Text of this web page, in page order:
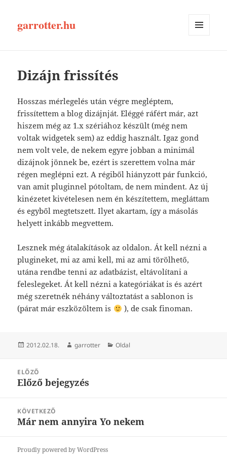
garrotter.hu
Dizájn frissítés
Hosszas mérlegelés után végre megléptem,
frissítettem a blog dizájnját. Eléggé ráfért már, azt
hiszem még az 1.x szériához készült (még nem
voltak widgetek sem) az eddig használt. Igaz gond
nem volt vele, de nekem egyre jobban a minimál
dizájnok jönnek be, ezért is szerettem volna már
régen meglépni ezt. A régiből hiányzott pár funkció,
van amit pluginnel pótoltam, de nem mindent. Az új
kinézetet kivételesen nem én készítettem, megláttam
és egyből megtetszett. Ilyet akartam, így a másolás
helyett inkább megvettem.
Lesznek még átalakítások az oldalon. Át kell nézni a
plugineket, mi az ami kell, mi az ami törölhető,
utána rendbe tenni az adatbázist, eltávolítani a
feleslegeket. Át kell nézni a kategóriákat is és azért
még szeretnék néhány változtatást a sablonon is
(párat már eszközöltem is
), de csak finoman.
Közzétéve
2012.02.18. Szerző
garrotter Kategória
Oldal
navigáció
ELŐZŐ
Korábbi
Előző bejegyzés
KÖVETKEZŐ
Következő
Már nem annyira Yo nekem
Proudly powered by WordPress